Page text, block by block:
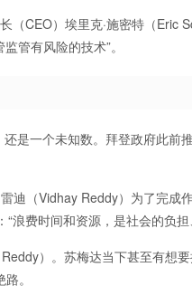
（CEO）埃里克·施密特（Eric
管有风险的技术”。
是一个未知数。拜登政府此前
迪（Vidhay Reddy）为了完
“浪费时间和资源，是社会的负
）。苏梅达当下甚至有想
。